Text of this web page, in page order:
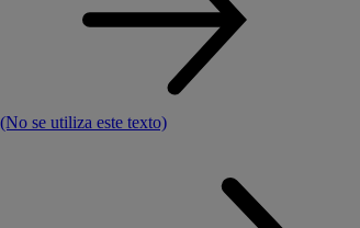
(No se utiliza este texto)